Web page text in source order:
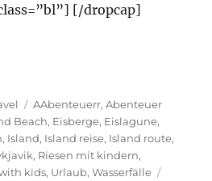
[/dropcap]
Schlagwörter
AAbenteuerr,Abenteuer
Beach, Eisberge, Eislagune,
, Island, Island reise, Island route,
, Riesen mit kindern,
kids, Urlaub,Wasserfälle